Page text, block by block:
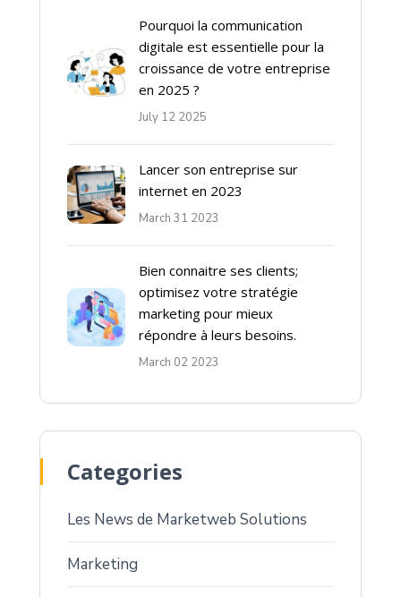
Pourquoi la communication
digitale est essentielle pour la
croissance de votre entreprise
en 2025 ?
July 12 2025
Lancer son entreprise sur
internet en 2023
March 31 2023
Bien connaitre ses clients;
optimisez votre stratégie
marketing pour mieux
répondre à leurs besoins.
March 02 2023
Categories
Les News de Marketweb Solutions
Marketing